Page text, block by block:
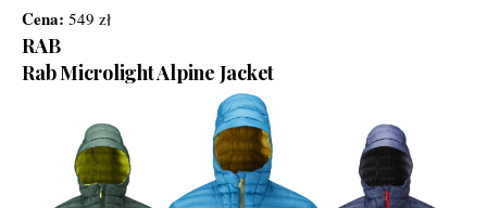
Cena: 549 zł
RAB
Rab Microlight Alpine Jacket